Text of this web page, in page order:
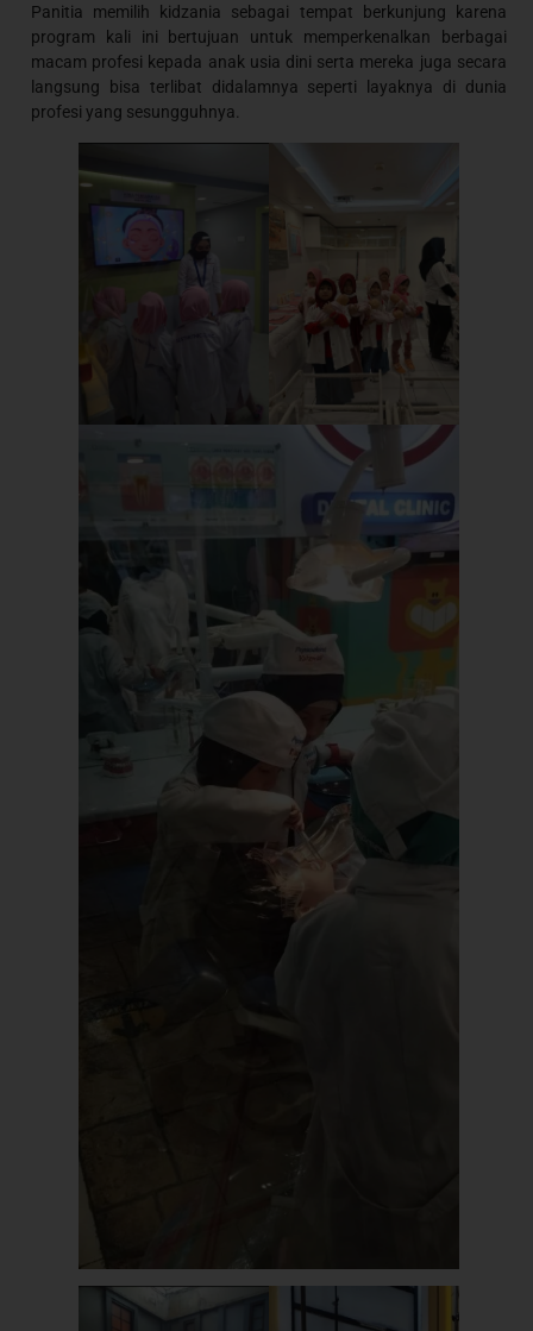
Panitia memilih kidzania sebagai tempat berkunjung karena
program kali ini bertujuan untuk memperkenalkan berbagai
macam profesi kepada anak usia dini serta mereka juga secara
langsung bisa terlibat didalamnya seperti layaknya di dunia
profesi yang sesungguhnya.